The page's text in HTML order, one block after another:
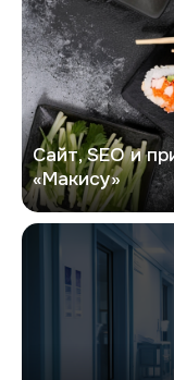
Сайт, SEO и
«Макису»
Мир бахил